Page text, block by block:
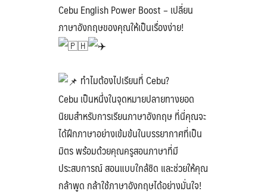
Cebu English Power Boost – เปลี่ยน
ภาษาอังกฤษของคุณให้เป็นเรื่องง่าย!
ทำไมต้องไปเรียนที่ Cebu?
Cebu เป็นหนึ่งในจุดหมายปลายทางยอด
นิยมสำหรับการเรียนภาษาอังกฤษ ที่นี่คุณจะ
ได้ฝึกภาษาอย่างเข้มข้นในบรรยากาศที่เป็น
มิตร พร้อมด้วยคุณครูสอนภาษาที่มี
ประสบการณ์ สอนแบบใกล้ชิด และช่วยให้คุณ
กล้าพูด กล้าใช้ภาษาอังกฤษได้อย่างมั่นใจ!